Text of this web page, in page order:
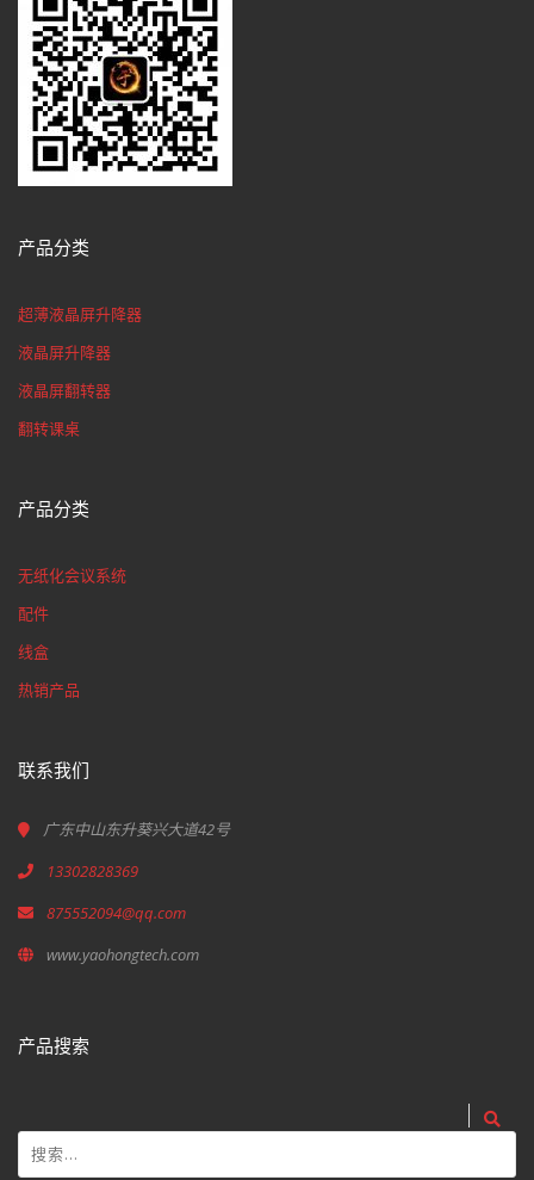
产品分类
超薄液晶屏升降器
液晶屏升降器
液晶屏翻转器
翻转课桌
产品分类
无纸化会议系统
配件
线盒
热销产品
联系我们
广东中山东升葵兴大道42号
13302828369
875552094@qq.com
www.yaohongtech.com
产品搜索